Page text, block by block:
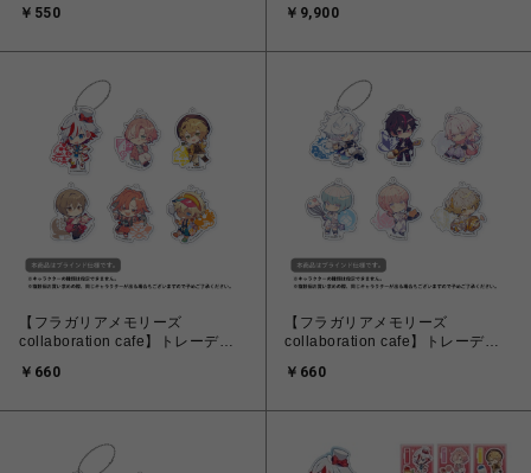
品）
￥550
（BOXセット）
￥9,900
【フラガリアメモリーズ
collaboration cafe】トレーディ
REDブーケ＞
￥660
【フラガリアメモリーズ
collaboration cafe】トレーディ
BLUEブーケ＞
￥660